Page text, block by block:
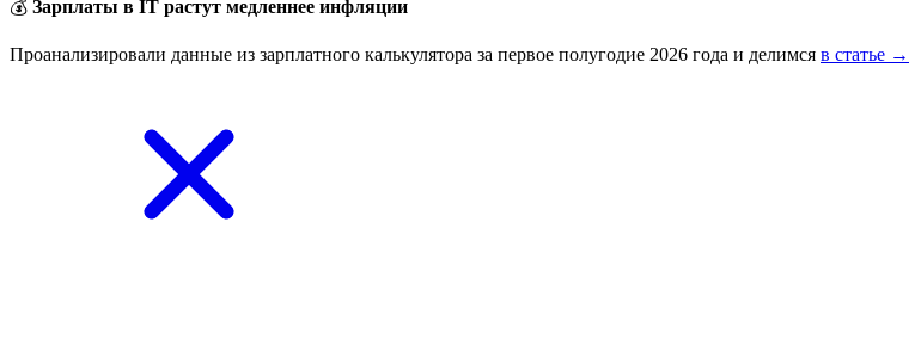
💰 Зарплаты в IT растут медленнее инфляции
Проанализировали данные из зарплатного калькулятора за первое полугодие 2026 года и делимся в статье →